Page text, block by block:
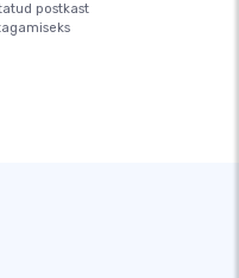
postkast